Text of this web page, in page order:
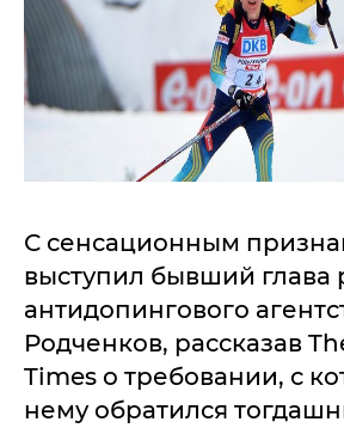
С сенсационным
выступил бывший глава
антидопингового
Родченков, рассказав
Times о требовании, с
нему обратился